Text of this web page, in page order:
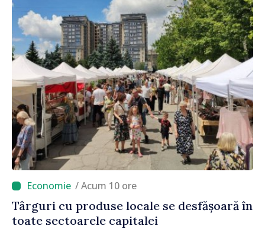
/ Acum 10 ore
Târguri cu produse locale se desfășoară în
toate sectoarele capitalei